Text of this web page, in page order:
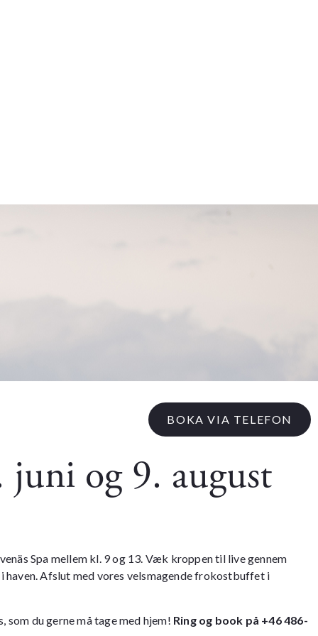
BOKA VIA TELEFON
og 9. august
Spa mellem kl. 9 og 13. Væk kroppen til live gennem
haven. Afslut med vores velsmagende frokostbuffet i
du gerne må tage med hjem! Ring og book på +46 486-